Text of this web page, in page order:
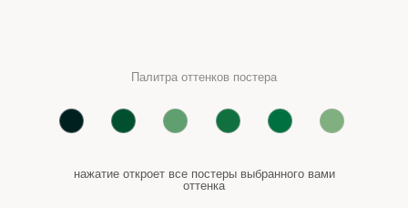
Палитра оттенков постера
нажатие откроет все постеры выбранного вами
оттенка